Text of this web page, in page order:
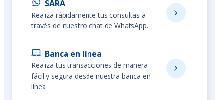
SARA
Realiza rápidamente tus consultas a
través de nuestro chat de WhatsApp.
Banca en línea
Realiza tus transacciones de manera
fácil y segura desde nuestra banca en
línea